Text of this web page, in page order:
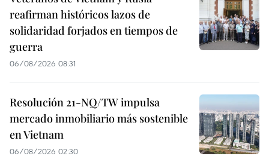
reafirman históricos lazos de
solidaridad forjados en tiempos de
guerra
06/08/2026 08:31
Resolución 21-NQ/TW impulsa
mercado inmobiliario más sostenible
en Vietnam
06/08/2026 02:30